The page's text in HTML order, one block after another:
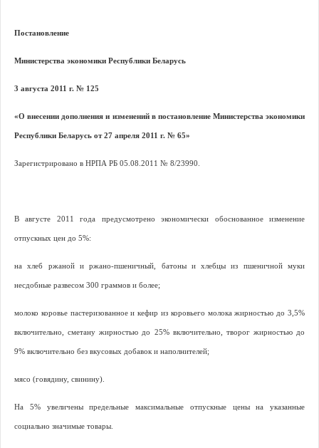
Постановление
Министерства экономики Республики Беларусь
3 августа 2011 г. № 125
«О внесении дополнения и изменений в постановление Министерства экономики
Республики Беларусь от 27 апреля 2011 г. № 65»
Зарегистрировано в НРПА РБ 05.08.2011 № 8/23990.
В августе 2011 года предусмотрено экономически обоснованное изменение
отпускных цен до 5%:
на хлеб ржаной и ржано-пшеничный, батоны и хлебцы из пшеничной муки
несдобные развесом 300 граммов и более;
молоко коровье пастеризованное и кефир из коровьего молока жирностью до 3,5%
включительно, сметану жирностью до 25% включительно, творог жирностью до
9% включительно без вкусовых добавок и наполнителей;
мясо (говядину, свинину).
На 5% увеличены предельные максимальные отпускные цены на указанные
социально значимые товары.